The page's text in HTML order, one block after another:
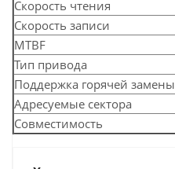
Скорость чтения
Скорость записи
MTBF
Тип привода
Поддержка горячей замены
Адресуемые сектора
Совместимость